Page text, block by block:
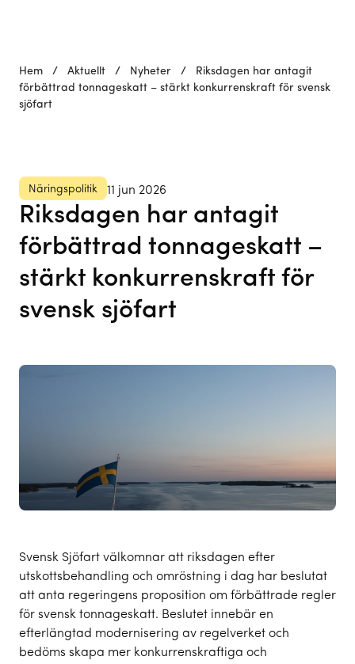
Hem / Aktuellt / Nyheter /
Riksdagen har antagit
förbättrad tonnageskatt – stärkt konkurrenskraft för svensk
sjöfart
Näringspolitik 11 jun 2026
Riksdagen har antagit
förbättrad tonnageskatt –
stärkt konkurrenskraft för
svensk sjöfart
Svensk Sjöfart välkomnar att riksdagen efter
utskottsbehandling och omröstning i dag har beslutat
att anta regeringens proposition om förbättrade regler
för svensk tonnageskatt. Beslutet innebär en
efterlängtad modernisering av regelverket och
bedöms skapa mer konkurrenskraftiga och